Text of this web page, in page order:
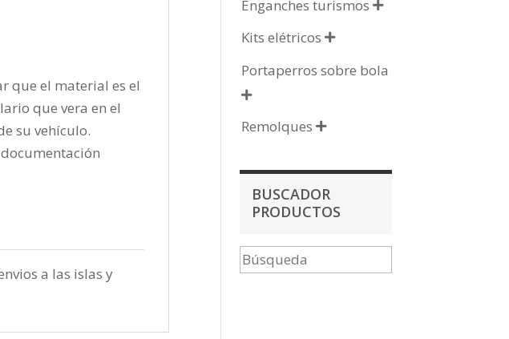
que el material es el
que vera en el
su vehículo.
a las islas y
Enganches turismos 
Kits elétricos 
Portaperros sobre bola

Remolques 
BUSCADOR
PRODUCTOS